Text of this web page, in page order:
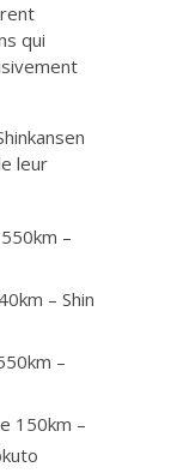
qui
leur
–
– Shin
–
150km –